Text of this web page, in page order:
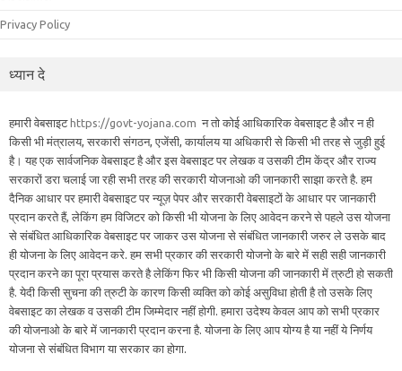
Privacy Policy
ध्यान दे
हमारी वेबसाइट https://govt-yojana.com न तो कोई आधिकारिक वेबसाइट है और न ही
किसी भी मंत्रालय, सरकारी संगठन, एजेंसी, कार्यालय या अधिकारी से किसी भी तरह से जुड़ी हुई
है। यह एक सार्वजनिक वेबसाइट है और इस वेबसाइट पर लेखक व उसकी टीम केंद्र और राज्य
सरकारों डरा चलाई जा रही सभी तरह की सरकारी योजनाओ की जानकारी साझा करते है. हम
दैनिक आधार पर हमारी वेबसाइट पर न्यूज़ पेपर और सरकारी वेबसाइटों के आधार पर जानकारी
प्रदान करते हैं, लेकिंग हम विजिटर को किसी भी योजना के लिए आवेदन करने से पहले उस योजना
से संबंधित आधिकारिक वेबसाइट पर जाकर उस योजना से संबंधित जानकारी जरुर ले उसके बाद
ही योजना के लिए आवेदन करे. हम सभी प्रकार की सरकारी योजनो के बारे में सही सही जानकारी
प्रदान करने का पूरा प्रयास करते है लेकिंग फिर भी किसी योजना की जानकारी में त्रुटी हो सकती
है. येदी किसी सुचना की त्रुटी के कारण किसी व्यक्ति को कोई असुविधा होती है तो उसके लिए
वेबसाइट का लेखक व उसकी टीम जिम्मेदार नहीं होगी. हमारा उदेश्य केवल आप को सभी प्रकार
की योजनाओ के बारे में जानकारी प्रदान करना है. योजना के लिए आप योग्य है या नहीं ये निर्णय
योजना से संबंधित विभाग या सरकार का होगा.